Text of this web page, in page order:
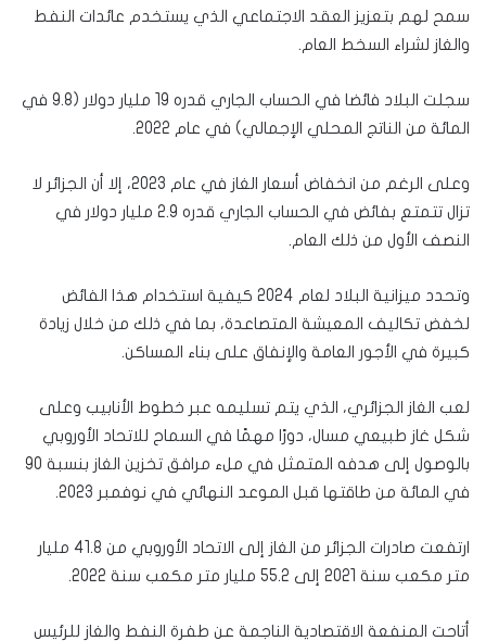
سمح لهم بتعزيز العقد الاجتماعي الذي يستخدم عائدات النفط
والغاز لشراء السخط العام.
سجلت البلاد فائضا في الحساب الجاري قدره 19 مليار دولار (9.8 في
المائة من الناتج المحلي الإجمالي) في عام 2022.
وعلى الرغم من انخفاض أسعار الغاز في عام 2023، إلا أن الجزائر لا
تزال تتمتع بفائض في الحساب الجاري قدره 2.9 مليار دولار في
النصف الأول من ذلك العام.
وتحدد ميزانية البلاد لعام 2024 كيفية استخدام هذا الفائض
لخفض تكاليف المعيشة المتصاعدة، بما في ذلك من خلال زيادة
كبيرة في الأجور العامة والإنفاق على بناء المساكن.
لعب الغاز الجزائري، الذي يتم تسليمه عبر خطوط الأنابيب وعلى
شكل غاز طبيعي مسال، دورًا مهمًا في السماح للاتحاد الأوروبي
بالوصول إلى هدفه المتمثل في ملء مرافق تخزين الغاز بنسبة 90
في المائة من طاقتها قبل الموعد النهائي في نوفمبر 2023.
ارتفعت صادرات الجزائر من الغاز إلى الاتحاد الأوروبي من 41.8 مليار
متر مكعب سنة 2021 إلى 55.2 مليار متر مكعب سنة 2022.
أتاحت المنفعة الاقتصادية الناجمة عن طفرة النفط والغاز للرئيس